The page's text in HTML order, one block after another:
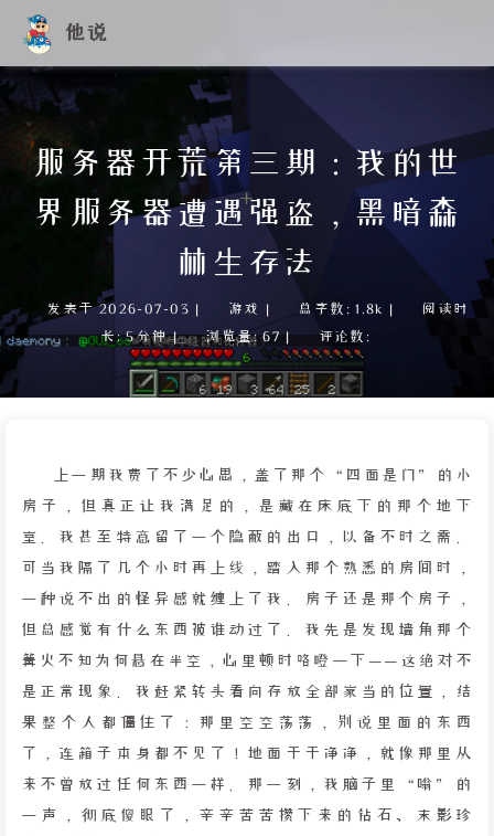
他说
服务器开荒第三期：我的世
界服务器遭遇强盗，黑暗森
林生存法
发表于 2026-07-03 | 游戏 | 总字数: 1.8k |
阅读时
长: 5分钟 | 浏览量: 67 | 评论数:
上一期我费了不少心思，盖了那个“四面是门”的小
房子，但真正让我满足的，是藏在床底下的那个地下
室。我甚至特意留了一个隐蔽的出口，以备不时之需。
可当我隔了几个小时再上线，踏入那个熟悉的房间时，
一种说不出的怪异感就缠上了我。房子还是那个房子，
但总感觉有什么东西被谁动过了。我先是发现墙角那个
篝火不知为何悬在半空，心里顿时咯噔一下——这绝对不
是正常现象。我赶紧转头看向存放全部家当的位置，结
果整个人都僵住了：那里空空荡荡，别说里面的东西
了，连箱子本身都不见了！地面干干净净，就像那里从
来不曾放过任何东西一样。那一刻，我脑子里“嗡”的
一声，彻底傻眼了，辛辛苦苦攒下来的钻石、末影珍